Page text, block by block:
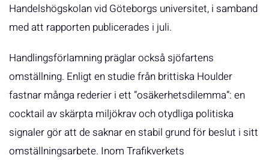
Handelshögskolan vid Göteborgs universitet, i samband
med att rapporten publicerades i juli.
Handlingsförlamning präglar också sjöfartens
omställning. Enligt en studie från brittiska Houlder
fastnar många rederier i ett ”osäkerhetsdilemma”: en
cocktail av skärpta miljökrav och otydliga politiska
signaler gör att de saknar en stabil grund för beslut i sitt
omställningsarbete. Inom Trafikverkets